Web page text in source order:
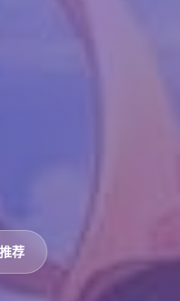
荐